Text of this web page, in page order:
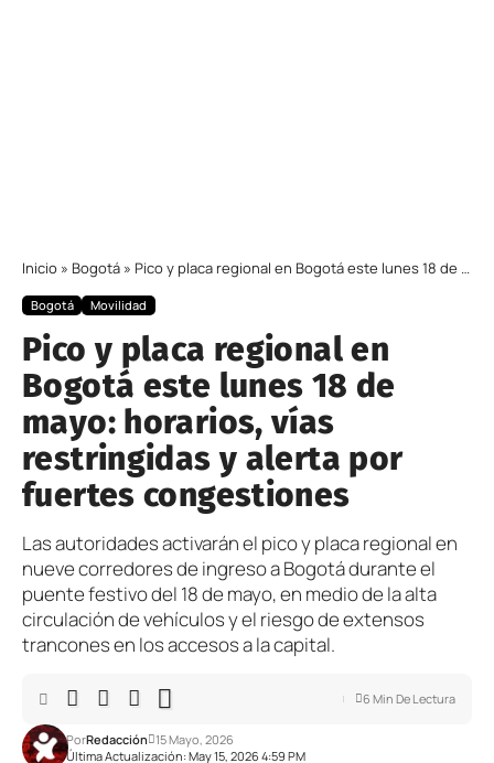
Inicio » Bogotá » Pico y placa regional en Bogotá este lunes 18 de mayo: horarios, vías restringidas y alerta por fuertes congestiones
Bogotá Movilidad
Pico y placa regional en
Bogotá este lunes 18 de
mayo: horarios, vías
restringidas y alerta por
fuertes congestiones
Las autoridades activarán el pico y placa regional en
nueve corredores de ingreso a Bogotá durante el
puente festivo del 18 de mayo, en medio de la alta
circulación de vehículos y el riesgo de extensos
trancones en los accesos a la capital.
Última Actualización: May 15, 2026 4:59 PM
PorRedacción 15 Mayo, 2026
6 Min De Lectura